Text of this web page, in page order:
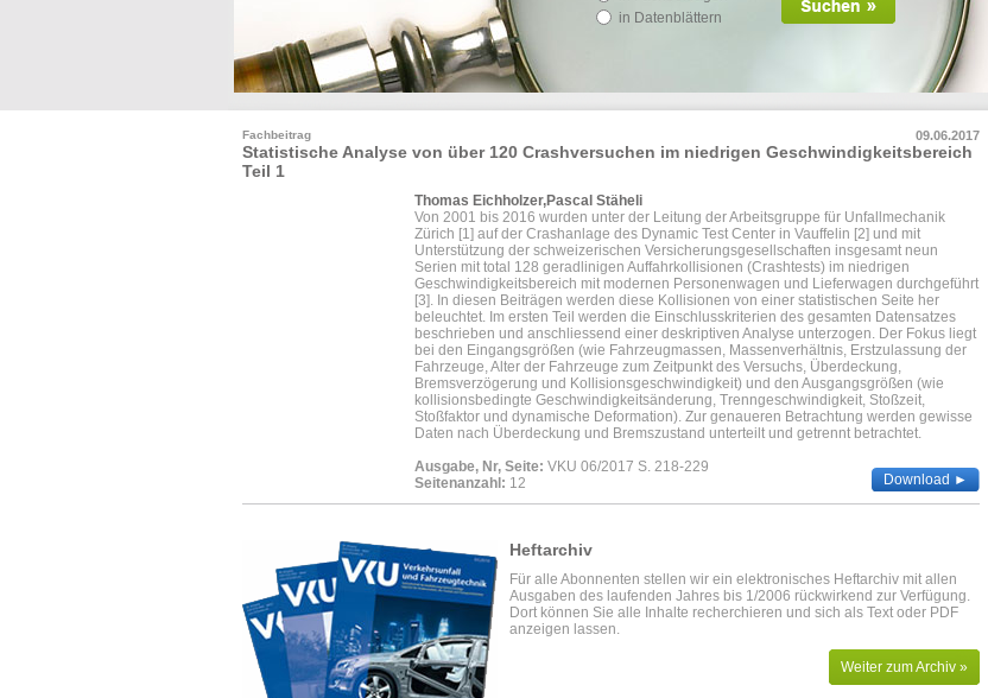
in Datenblättern
09.06.2017
Fachbeitrag
Statistische Analyse von über 120 Crashversuchen im niedrigen Geschwindigkeitsbereich
Teil 1
Thomas Eichholzer,Pascal Stäheli
Von 2001 bis 2016 wurden unter der Leitung der Arbeitsgruppe für Unfallmechanik
Zürich [1] auf der Crashanlage des Dynamic Test Center in Vauffelin [2] und mit
Unterstützung der schweizerischen Versicherungsgesellschaften insgesamt neun
Serien mit total 128 geradlinigen Auffahrkollisionen (Crashtests) im niedrigen
Geschwindigkeitsbereich mit modernen Personenwagen und Lieferwagen durchgeführt
[3]. In diesen Beiträgen werden diese Kollisionen von einer statistischen Seite her
beleuchtet. Im ersten Teil werden die Einschlusskriterien des gesamten Datensatzes
beschrieben und anschliessend einer deskriptiven Analyse unterzogen. Der Fokus liegt
bei den Eingangsgrößen (wie Fahrzeugmassen, Massenverhältnis, Erstzulassung der
Fahrzeuge, Alter der Fahrzeuge zum Zeitpunkt des Versuchs, Überdeckung,
Bremsverzögerung und Kollisionsgeschwindigkeit) und den Ausgangsgrößen (wie
kollisionsbedingte Geschwindigkeitsänderung, Trenngeschwindigkeit, Stoßzeit,
Stoßfaktor und dynamische Deformation). Zur genaueren Betrachtung werden gewisse
Daten nach Überdeckung und Bremszustand unterteilt und getrennt betrachtet.
Ausgabe, Nr, Seite: VKU 06/2017 S. 218-229
Seitenanzahl: 12 Download ►
Heftarchiv
Für alle Abonnenten stellen wir ein elektronisches Heftarchiv mit allen
Ausgaben des laufenden Jahres bis 1/2006 rückwirkend zur Verfügung.
Dort können Sie alle Inhalte recherchieren und sich als Text oder PDF
anzeigen lassen.
Weiter zum Archiv »